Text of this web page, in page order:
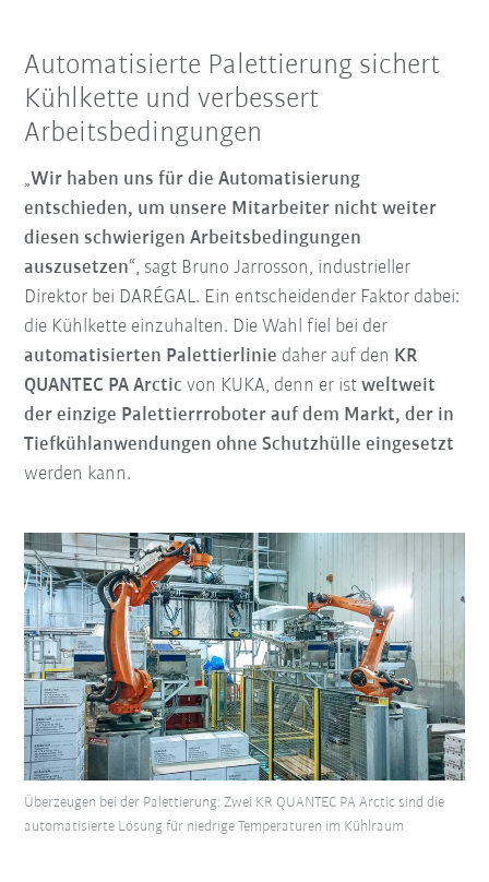
Automatisierte Palettierung sichert
Kühlkette und verbessert
Arbeitsbedingungen
„Wir haben uns für die Automatisierung
entschieden, um unsere Mitarbeiter nicht weiter
diesen schwierigen Arbeitsbedingungen
auszusetzen“, sagt Bruno Jarrosson, industrieller
Direktor bei DARÉGAL. Ein entscheidender Faktor dabei:
die Kühlkette einzuhalten. Die Wahl fiel bei der
automatisierten Palettierlinie daher auf den KR
QUANTEC PA Arctic von KUKA, denn er istweltweit
der einzige Palettierrroboter auf dem Markt, der in
Tiefkühlanwendungen ohne Schutzhülle eingesetzt
werden kann.
Überzeugen bei der Palettierung: Zwei KR QUANTEC PA Arctic sind die
automatisierte Lösung für niedrige Temperaturen im Kühlraum